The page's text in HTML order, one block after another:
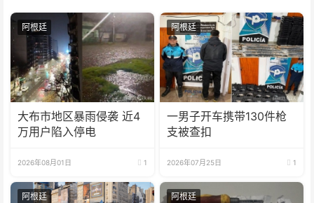
阿根廷
大布市地区暴雨侵袭 近4
万用户陷入停电
2026年08月01日 1
阿根廷
一男子开车携带130件枪
支被查扣
2026年07月25日 1
阿根廷 阿根廷